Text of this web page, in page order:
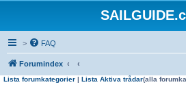
> FAQ
Forumindex
Lista forumkategorier | Lista Aktiva trådar(alla